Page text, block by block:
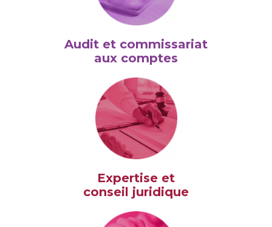
Audit et commissariat
aux comptes
Expertise et
conseil juridique